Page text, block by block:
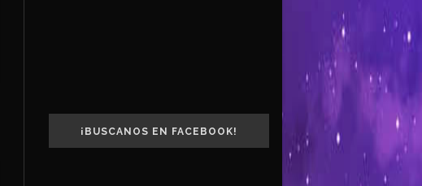
¡BUSCANOS EN FACEBOOK!